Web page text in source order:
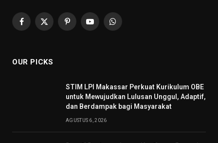
Facebook
X
PinterestYouTubeWhatsApp
OUR PICKS
STIM LPI Makassar Perkuat Kurikulum OBE
untuk Mewujudkan Lulusan Unggul, Adaptif,
dan Berdampak bagi Masyarakat
AGUSTUS 6, 2026